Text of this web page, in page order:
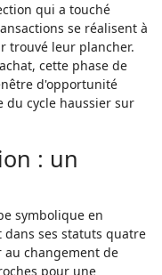
qui a touché
se réalisent à
trouvé leur plancher.
cette phase de
d'opportunité
du cycle haussier sur
: un
symbolique en
ses statuts quatre
changement de
pour une